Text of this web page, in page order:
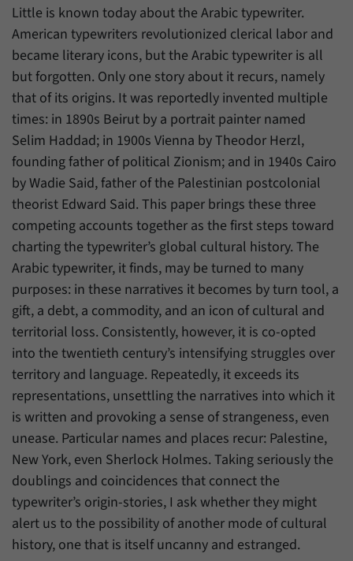
Little is known today about the Arabic typewriter.
American typewriters revolutionized clerical labor and
became literary icons, but the Arabic typewriter is all
but forgotten. Only one story about it recurs, namely
that of its origins. It was reportedly invented multiple
times: in 1890s Beirut by a portrait painter named
Selim Haddad; in 1900s Vienna by Theodor Herzl,
founding father of political Zionism; and in 1940s Cairo
by Wadie Said, father of the Palestinian postcolonial
theorist Edward Said. This paper brings these three
competing accounts together as the first steps toward
charting the typewriter’s global cultural history. The
Arabic typewriter, it finds, may be turned to many
purposes: in these narratives it becomes by turn tool, a
gift, a debt, a commodity, and an icon of cultural and
territorial loss. Consistently, however, it is co-opted
into the twentieth century’s intensifying struggles over
territory and language. Repeatedly, it exceeds its
representations, unsettling the narratives into which it
is written and provoking a sense of strangeness, even
unease. Particular names and places recur: Palestine,
New York, even Sherlock Holmes. Taking seriously the
doublings and coincidences that connect the
typewriter’s origin-stories, I ask whether they might
alert us to the possibility of another mode of cultural
history, one that is itself uncanny and estranged.
Zweck
Cookie-Einstellungen für diese Website zu
speichern.
Name SgCookieOptin.lastPreferences
Anbieter Forum Transregionale Studien e.V.
Laufzeit 1 Jahr
Zweck
Dieser Wert speichert Ihre Consent-
Einstellungen. Unter anderem eine zufällig
generierte ID, für die historische Speicherung
Ihrer vorgenommen Einstellungen, falls der
Webseiten-Betreiber dies eingestellt hat.
weitergegeben.
Name _pk_id
Anbieter Matomo
Laufzeit 13 Monate
Zweck
Mit diesem Cookie können wir Informationen
über Benutzer unserer Internetseite
speichern, zum Beispiel die Besucher-ID.
Name _pk_ref
Anbieter Matomo
Laufzeit 6 Monate
Zweck
Mit diesem Cookie können wir speichern, von
welcher Internetseite oder Suchmaschine
Besucher durch eine Verlinkung auf unsere
Internetseite weitergeleitet wurden.
Name _pk_ses
Anbieter Matomo
Laufzeit 30 Minuten
Mit diesem Cookie können wir für kurze Zeit
Cookie-Informationen anzeigen